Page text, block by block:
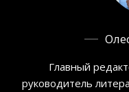
Главный
руководитель